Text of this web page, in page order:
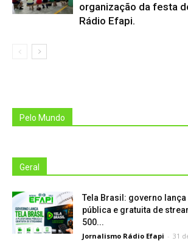
organização da festa
Rádio Efapi.
Pelo Mundo
Geral
Tela Brasil: governo
pública e gratuita de
500...
Jornalismo Rádio Efapi - 31